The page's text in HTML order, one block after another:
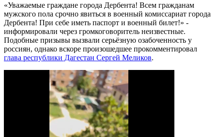
«Уважаемые граждане города Дербента! Всем гражданам
мужского пола срочно явиться в военный комиссариат города
Дербента! При себе иметь паспорт и военный билет!» -
информировали через громкоговоритель неизвестные.
Подобные призывы вызвали серьёзную озабоченность у
россиян, однако вскоре произошедшее прокомментировал
глава республики Дагестан Сергей Меликов.